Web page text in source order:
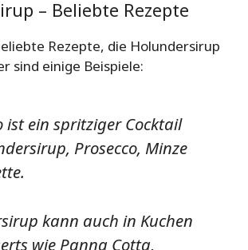
– Beliebte Rezepte
Rezepte, die Holundersirup
sind einige Beispiele:
ist ein spritziger Cocktail
, Prosecco, Minze
kann auch in Kuchen
wie Panna Cotta,